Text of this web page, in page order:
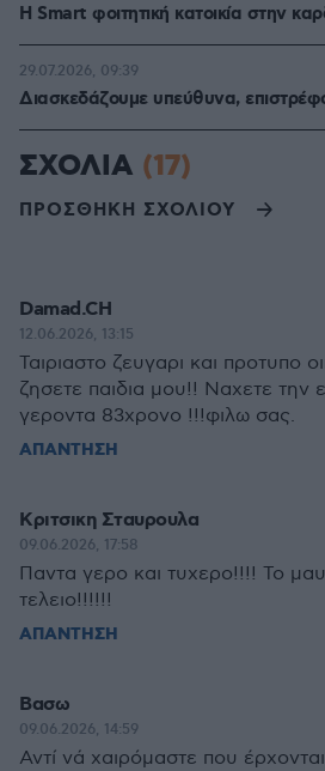
Η Smart φοιτητική κατοικία στην
Διασκεδάζουμε υπεύθυνα,
29.07.2026, 09:39
ΣΧΟΛΙΑ (17)
ΠΡΟΣΘΗΚΗ ΣΧΟΛΙΟΥ
Damad.CH
12.06.2026, 13:15
Ταιριαστο ζευγαρι και προτυπο
ζησετε παιδια μου!! Ναχετε την
γεροντα 83χρονο !!!φιλω σας.
ΑΠΑΝΤΗΣΗ
Κριτσικη Σταυρουλα
09.06.2026, 17:58
Παντα γερο και τυχερο!!!! Το
τελειο!!!!!!
ΑΠΑΝΤΗΣΗ
Βασω
09.06.2026, 14:59
Αντί νά χαιρόμαστε που